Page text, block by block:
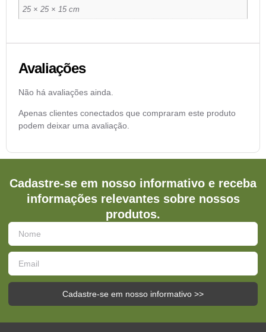
25 × 25 × 15 cm
Avaliações
Não há avaliações ainda.
Apenas clientes conectados que compraram este produto
podem deixar uma avaliação.
Cadastre-se em nosso informativo e receba
informações relevantes sobre nossos
produtos.
Cadastre-se em nosso informativo >>